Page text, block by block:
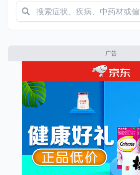
广告